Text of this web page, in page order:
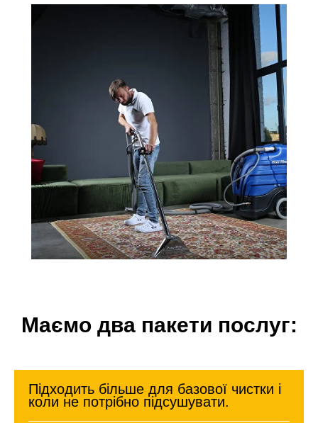
Маємо два пакети послуг:
Підходить більше для базової чистки і
коли не потрібно підсушувати.